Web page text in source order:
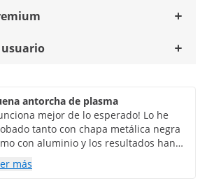
antorcha de plasma
mejor de lo esperado! Lo he
tanto con chapa metálica negra
con aluminio y los resultados han
excelentes.
más